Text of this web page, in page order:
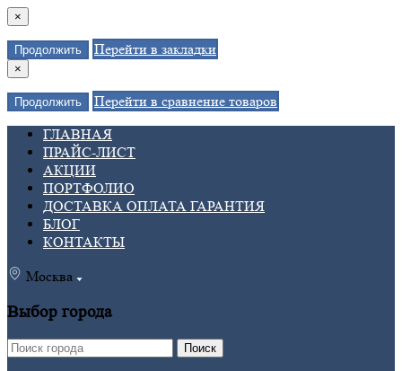
×
Продолжить Перейти в закладки
×
Продолжить
Перейти в сравнение товаров
ГЛАВНАЯ
ПРАЙС-ЛИСТ
АКЦИИ
ПОРТФОЛИО
ДОСТАВКА ОПЛАТА ГАРАНТИЯ
БЛОГ
КОНТАКТЫ
Москва
Выбор города
Поиск